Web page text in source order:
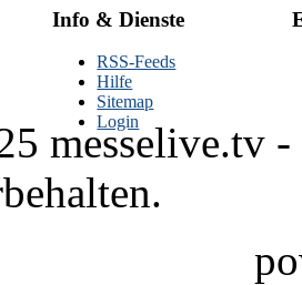
Info & Dienste
RSS-Feeds
Hilfe
Sitemap
Login
messelive.tv -